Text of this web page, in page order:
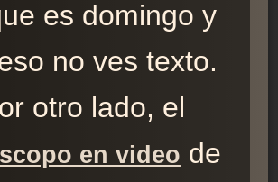
es domingo y
no ves texto.
otro lado, el
en video de